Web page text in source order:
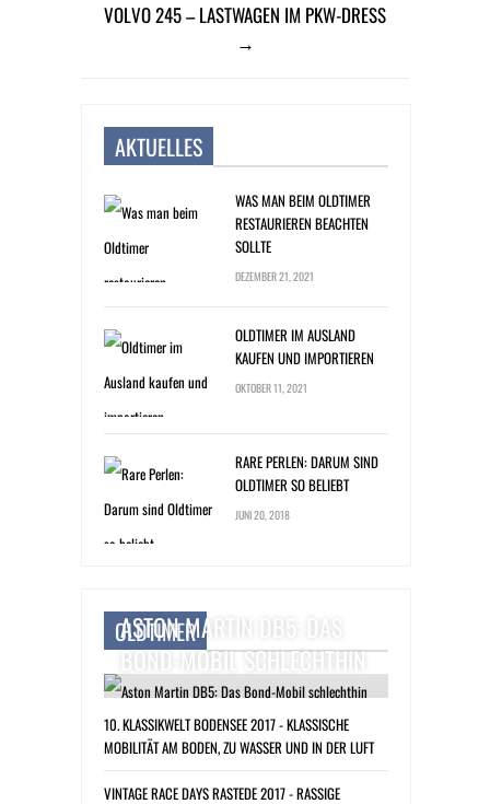
VOLVO 245 – LASTWAGEN IM PKW-DRESS
→
AKTUELLES
WAS MAN BEIM OLDTIMER
RESTAURIEREN BEACHTEN
SOLLTE
DEZEMBER 21, 2021
OLDTIMER IM AUSLAND
KAUFEN UND IMPORTIEREN
OKTOBER 11, 2021
RARE PERLEN: DARUM SIND
OLDTIMER SO BELIEBT
JUNI 20, 2018
OLDTIMER
ASTON MARTIN DB5: DAS
BOND-MOBIL SCHLECHTHIN
10. KLASSIKWELT BODENSEE 2017 - KLASSISCHE
MOBILITÄT AM BODEN, ZU WASSER UND IN DER LUFT
VINTAGE RACE DAYS RASTEDE 2017 - RASSIGE